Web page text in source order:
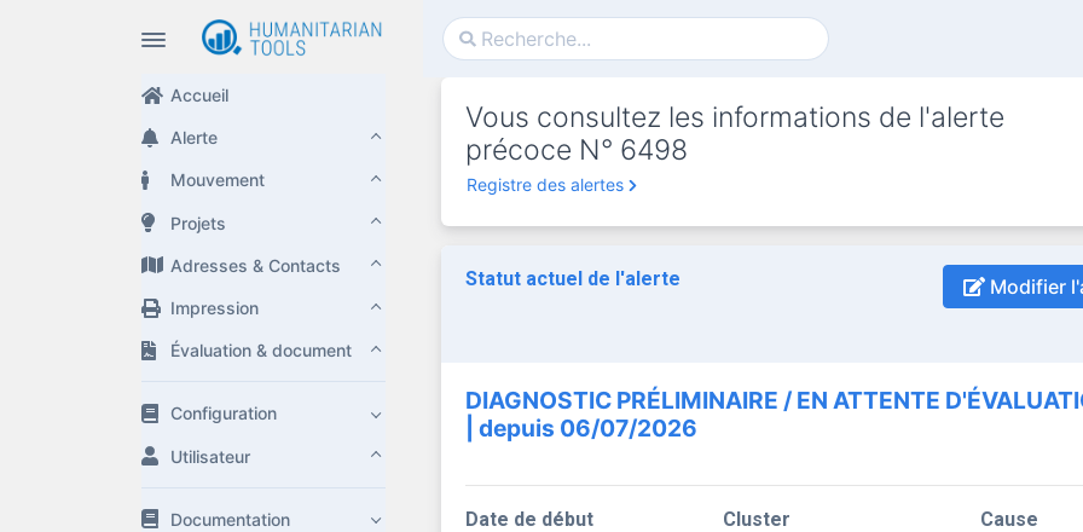
Accueil
Alerte
Mouvement
Projets
Adresses & Contacts
Impression
Évaluation & document
Configuration
Utilisateur
Documentation
Vous consultez les informations de l'alerte
précoce N° 6498
Registre des alertes
Statut actuel de l'alerte Modifier
DIAGNOSTIC PRÉLIMINAIRE / EN ATTENTE
| depuis 06/07/2026
Date de début
Cluster
Cause